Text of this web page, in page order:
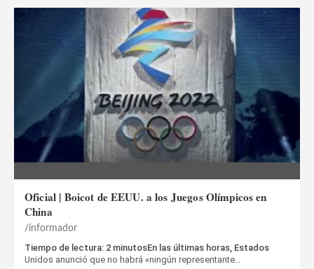
Oficial | Boicot de EEUU. a los Juegos Olímpicos en
China
informador
Tiempo de lectura: 2 minutosEn las últimas horas, Estados
Unidos anunció que no habrá «ningún representante…